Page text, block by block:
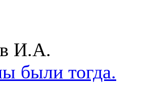
И.А.
были тогда.